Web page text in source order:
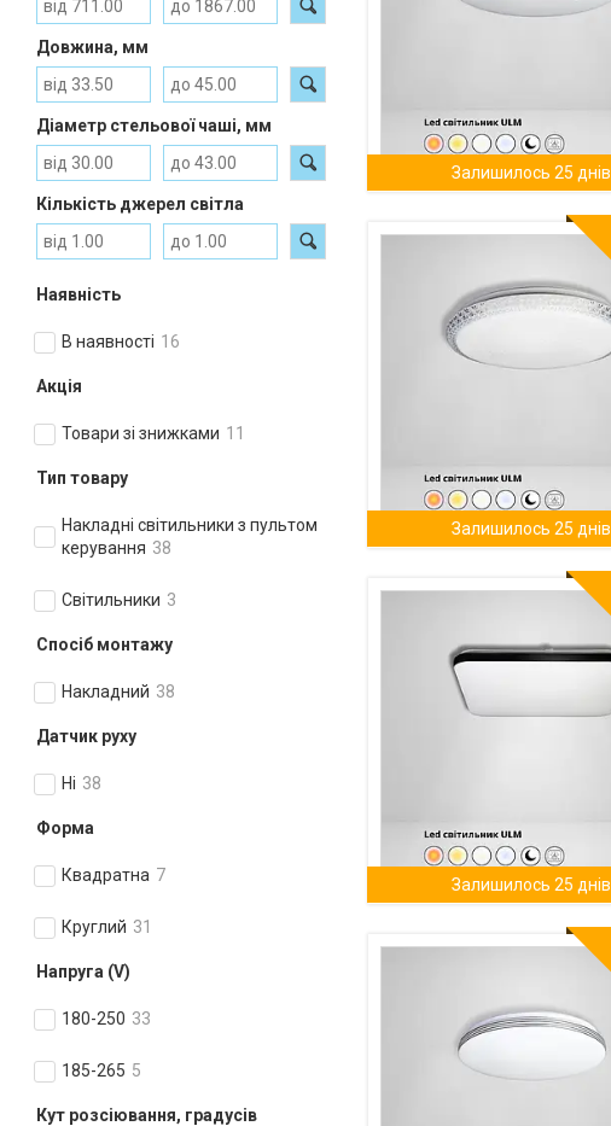
Довжина, мм
Діаметр стельової чаші, мм
Кількість джерел світла
Наявність
В наявності 16
Акція
Товари зі знижками 11
Тип товару
Накладні світильники з пультом
керування 38
Світильники 3
Спосіб монтажу
Накладний 38
Датчик руху
Ні 38
Форма
Квадратна 7
Круглий 31
Напруга (V)
180-250 33
185-265 5
Кут розсіювання, градусів
Залишилось 25 днів
Залишилось 25 днів
Залишилось 25 днів